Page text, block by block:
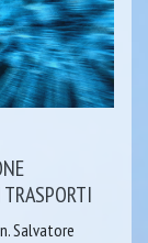
Salvatore